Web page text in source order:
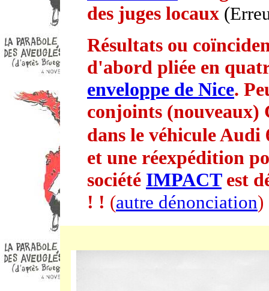
des juges locaux
Résultats ou
d'abord pliée en
enveloppe de Nice.
conjoints
dans le véhicule Audi
et une réexpédition
société IMPACTest
! ! (autre dénonciation)